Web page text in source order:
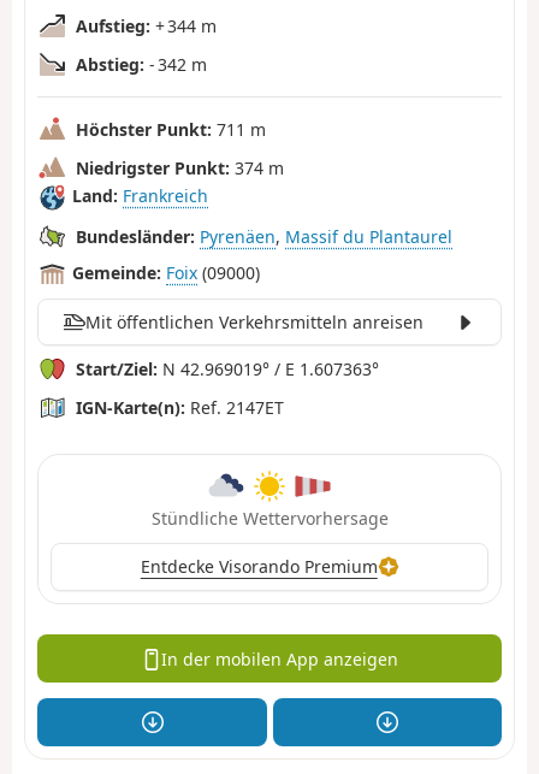
Aufstieg: + 344 m
Abstieg: - 342 m
Höchster Punkt: 711 m
Niedrigster Punkt: 374 m
Land: Frankreich
Bundesländer: Pyrenäen, Massif du Plantaurel
Gemeinde: Foix (09000)
Mit öffentlichen Verkehrsmitteln anreisen
Start/Ziel: N 42.969019° / E 1.607363°
IGN-Karte(n): Ref. 2147ET
Stündliche Wettervorhersage
Entdecke Visorando Premium
In der mobilen App anzeigen